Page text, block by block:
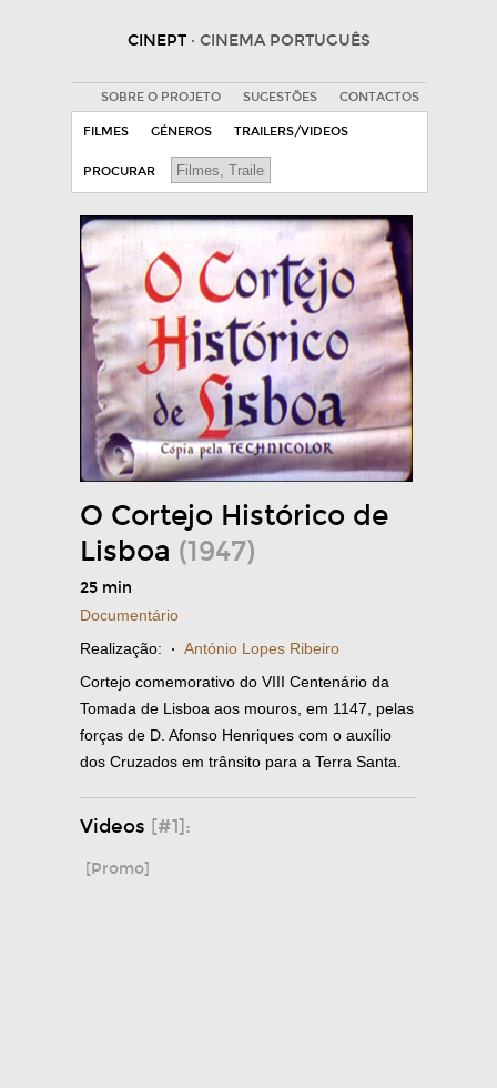
CINEPT · CINEMA PORTUGUÊS
SOBRE O PROJETO SUGESTÕES CONTACTOS
FILMES GÉNEROS TRAILERS/VIDEOS
PROCURAR
O Cortejo Histórico de
Lisboa (1947)
25 min
Documentário
Realização: · António Lopes Ribeiro
Cortejo comemorativo do VIII Centenário da
Tomada de Lisboa aos mouros, em 1147, pelas
forças de D. Afonso Henriques com o auxílio
dos Cruzados em trânsito para a Terra Santa.
Videos [#1]:
[Promo]